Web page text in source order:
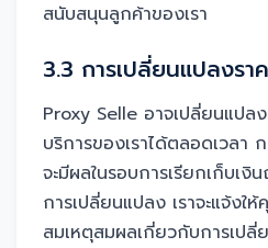
สนับสนุนลูกค้าของเรา
3.3 การเปลี่ยนแปลงรา
Proxy Selle อาจเปลี่ยนแปล
บริการของเราได้ตลอดเวลา
จะมีผลในรอบการเรียกเก็บเ
การเปลี่ยนแปลง เราจะแจ้ง
สมเหตุสมผลเกี่ยวกับการเปลี่